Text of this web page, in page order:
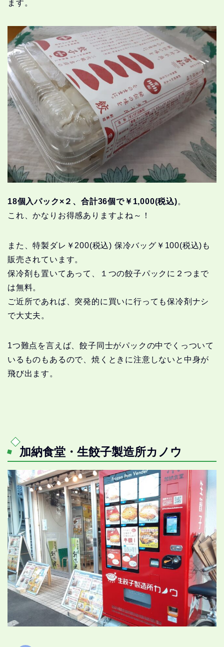
ます。
18個入パック×２、合計36個で￥1,000(税込)。
これ、かなりお得感ありますよね～！
また、特製ダレ￥200(税込) 保冷バッグ￥100(税込)も
販売されています。
保冷剤も置いてあって、１つの餃子パックに２つまで
は無料。
ご近所であれば、突発的に買いに行っても保冷剤ナシ
で大丈夫。
1つ難点を言えば、餃子同士がパックの中でくっついて
いるものもあるので、焼くときに注意しないと中身が
飛び出ます。
加納食堂・生餃子製造所カノウ